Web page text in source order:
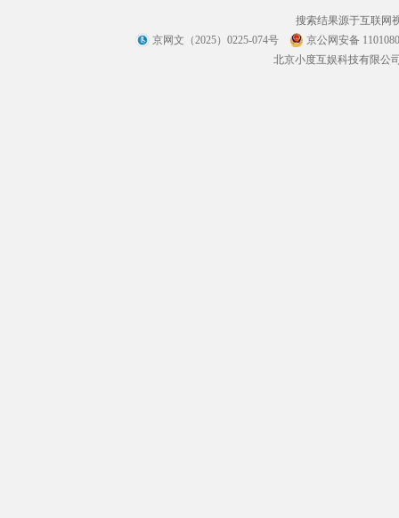
搜索结果源于互联网
京网文（2025）0225-074号
京公网安备
北京小度互娱科技有限公